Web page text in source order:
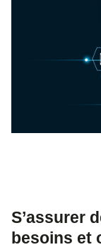
S’assurer
besoins et